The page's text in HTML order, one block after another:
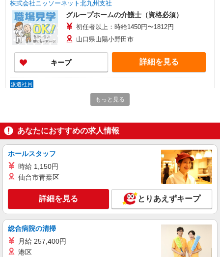
株式会社ニッソーネット北九州支社
グループホームの介護士（資格必須）
初任者以上：時給1450円〜1812円
山口県山陽小野田市
キープ 詳細を見る
派遣社員
株式会社ニッソーネット北九州支社
グループホームの介護士（無資格可）
方：時給1350円〜1687円
山口県山陽小野田市
詳細を見る
もっと見る
あなたにおすすめの求人情報
ホールスタッフ
時給 1,150円
仙台市青葉区
詳細を見る とりあえずキープ
総合病院の清掃
月給 257,400円
港区